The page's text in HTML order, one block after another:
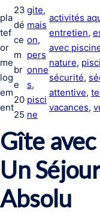
pla
tef
or
me
log
em
ent
23
dé
ce
m
br
e
20
25
gite
mais
on
pers
onne
s
pisci
ne
activités
entretien,
avec
nature,
sécurité,
attentive,
vacances,
Gîte
Un
Absolu